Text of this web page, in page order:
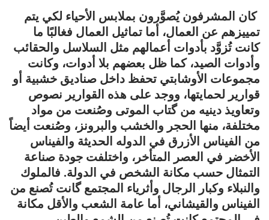
كان المشرفون يُصوَّرون بملابس الأحياء لكي يتم
تمييزهم عن العمال، أما تماثيل العمال فغالبًا ما
كانت تُزوَّد بأدوات أعمالهم مثل السلاسل والحقائب
وأدوات الصيد، كما ظل بعضهم بلا أدوات، وكانت
مجموعات الأوشابتي تحفظ داخل صناديق خشبية أو
قوارير لحمايتها، ووجد على هذه القوارير نصوص
وتعاويذ دينيه من گتاب الموتى وصُنعت من مواد
مختلفة، منها الحجر والخشب والبرونز، وصُنعت أيضاً
من الفيناس الأزرق في الدوله الحديثة والفيناس
الأخضر في العصر المتأخر، واختلفت جودة‍ صناعة
التمثال حسب مكانة الشخص في الدولة. فالملوك
والنبلاء وكبار الرجال وأثرياء المجتمع گانت تُصنع من
الفيناس والقيشاني، أما عامة الشعب والأقل مكانة